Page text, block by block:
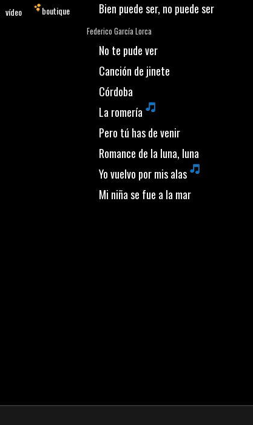
vídeo boutique
Bien puede ser, no puede ser
Federico García Lorca
No te pude ver
Canción de jinete
Córdoba
La romería
Pero tú has de venir
Romance de la luna, luna
Yo vuelvo por mis alas
Mi niña se fue a la mar